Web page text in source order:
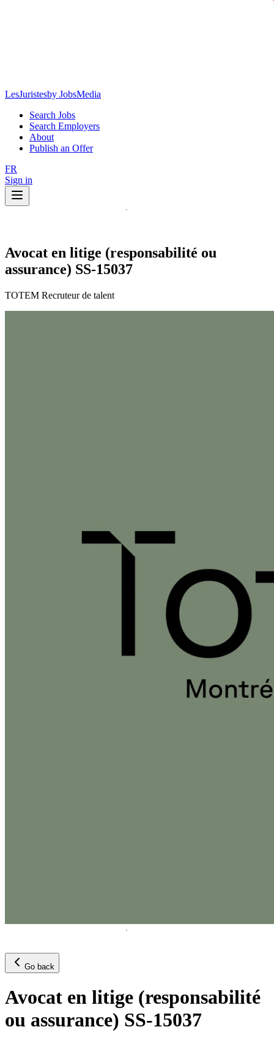
LesJuristesby JobsMedia
Search Jobs
Search Employers
About
Publish an Offer
FR
Sign in
Avocat en litige (responsabilité ou
assurance) SS-15037
TOTEM Recruteur de talent
Go back
Avocat en litige (responsabilité
ou assurance) SS-15037